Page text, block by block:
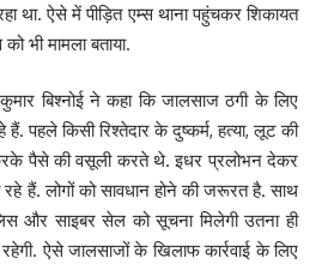
था. ऐसे में पीड़ित एम्स थाना पहुंचकर शिकायत
भी मामला बताया.
बिश्नोई ने कहा कि जालसाज ठगी के लिए
पहले किसी रिश्तेदार के दुष्कर्म, हत्या, लूट की
पैसे की वसूली करते थे. इधर प्रलोभन देकर
हैं. लोगों को सावधान होने की जरूरत है. साथ
और साइबर सेल को सूचना मिलेगी उतना ही
ऐसे जालसाजों के खिलाफ कार्रवाई के लिए